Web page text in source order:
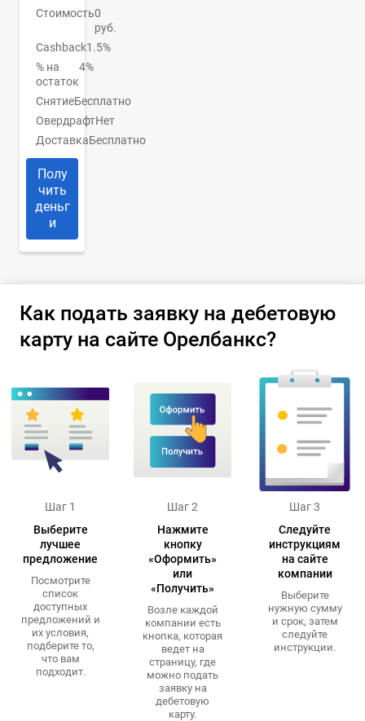
Стоимость0
руб.
Cashback1.5%
% на
остаток
4%
СнятиеБесплатно
ОвердрафтНет
ДоставкаБесплатно
Полу
чить
деньг
и
Как подать заявку на дебетовую
карту на сайте Орелбанкс?
Шаг 1
Выберите
лучшее
предложение
Посмотрите
список
доступных
предложений и
их условия,
подберите то,
что вам
подходит.
Шаг 2
Нажмите
кнопку
«Оформить»
или
«Получить»
Возле каждой
компании есть
кнопка, которая
ведет на
страницу, где
можно подать
заявку на
дебетовую
карту.
Шаг 3
Следуйте
инструкциям
на сайте
компании
Выберите
нужную сумму
и срок, затем
следуйте
инструкции.